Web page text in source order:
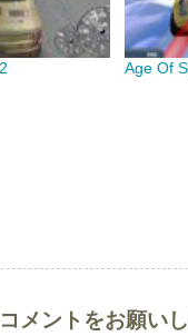
Age Of
ントをお願いし